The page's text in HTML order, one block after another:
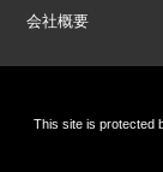
会社概要
This site is protected